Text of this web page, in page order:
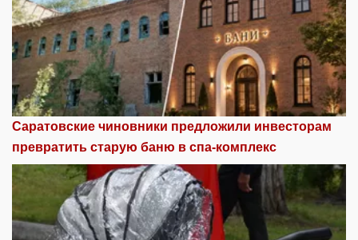
Саратовские чиновники предложили инвесторам
превратить старую баню в спа-комплекс